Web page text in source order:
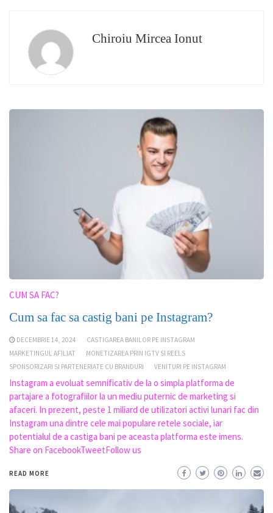
Chiroiu Mircea Ionut
CUM SA FAC?
Cum sa fac sa castig bani pe Instagram?
DECEMBRIE 14, 2024
CASTIGAREA BANILOR PE INSTAGRAM
MARKETINGUL AFILIAT
MONETIZAREA PRIN IGTV SI REELS
SPONSORIZARI SI PARTENERIATE CU BRANDURI
VENITURI PE INSTAGRAM
Instagram a evoluat semnificativ de la o simpla platforma de
partajare a fotografiilor la un mediu puternic de marketing si
afaceri. In prezent, peste 1 miliard de utilizatori activi lunari fac din
Instagram una dintre cele mai populare retele sociale, iar
potentialul de a castiga bani pe aceasta platforma este imens.
Share on FacebookTweetFollow us
READ MORE